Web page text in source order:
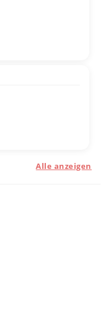
Alle anzeigen